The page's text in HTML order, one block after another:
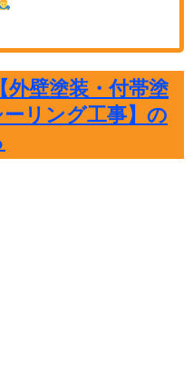
壁塗装・付帯塗
リング工事】の